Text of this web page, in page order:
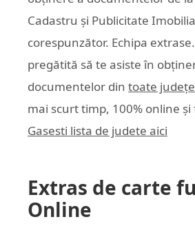
Cadastru și Publicitate
corespunzător. Echipa
pregătită să te asiste în
documentelor din toate
mai scurt timp, 100% online
Gasesti lista de judete aici
Extras de carte
Online